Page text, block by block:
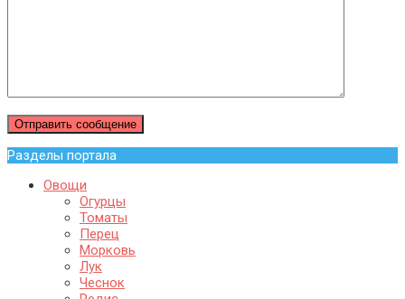
Разделы портала
Овощи
Огурцы
Томаты
Перец
Морковь
Лук
Чеснок